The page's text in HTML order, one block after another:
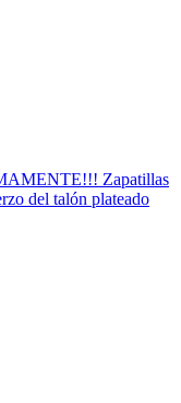
Zapatillas
del talón plateado